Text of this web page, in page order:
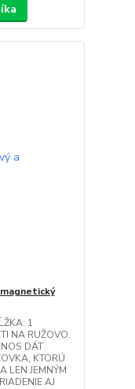
1
NA RUŽOVO.
DÁT
KTORÚ
LEN JEMNÝM
AJ